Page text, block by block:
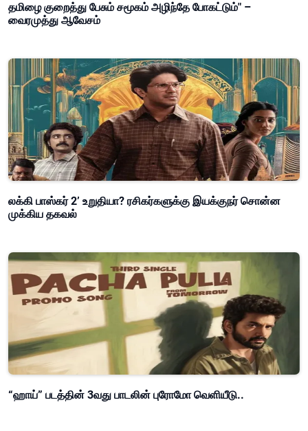
தமிழை குறைத்து பேசும் சமூகம் அழிந்தே போகட்டும்" –
வைரமுத்து ஆவேசம்
லக்கி பாஸ்கர் 2’ உறுதியா? ரசிகர்களுக்கு இயக்குநர் சொன்ன
முக்கிய தகவல்
“ஹாய்” படத்தின் 3வது பாடலின் புரோமோ வெளியீடு..